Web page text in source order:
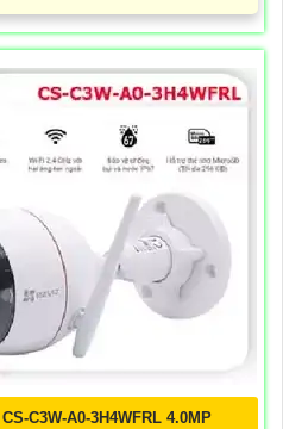
C3W-A0-3H4WFRL 4.0MP